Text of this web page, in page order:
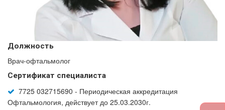
Должность
Врач-офтальмолог
Сертификат специалиста
7725 032715690 - Периодическая аккредитация
Офтальмология, действует до 25.03.2030г.